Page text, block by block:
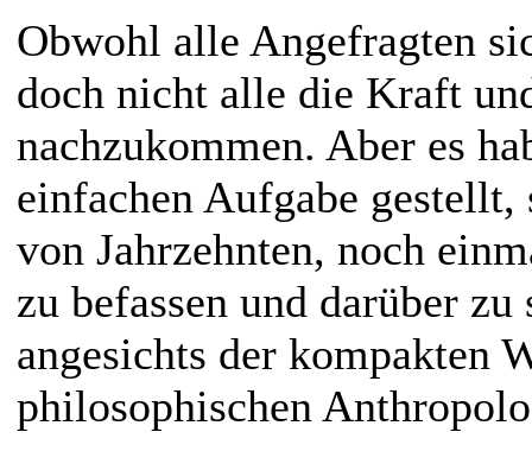
Obwohl alle Angefragten
doch nicht alle die Kraft
nachzukommen. Aber es
einfachen Aufgabe
von Jahrzehnten, noch
zu befassen und darüber
angesichts der kompakten
philosophischen